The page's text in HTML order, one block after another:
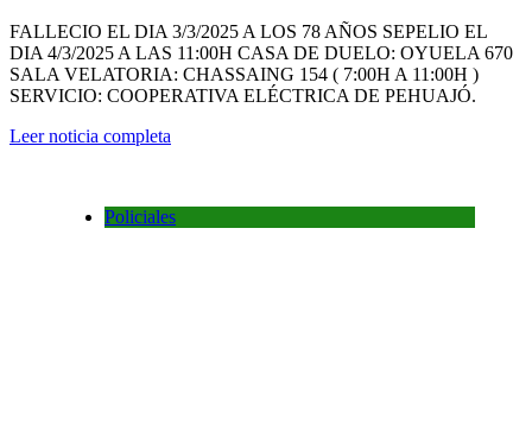
FALLECIO EL DIA 3/3/2025 A LOS 78 AÑOS SEPELIO EL
DIA 4/3/2025 A LAS 11:00H CASA DE DUELO: OYUELA 670
SALA VELATORIA: CHASSAING 154 ( 7:00H A 11:00H )
SERVICIO: COOPERATIVA ELÉCTRICA DE PEHUAJÓ.
Leer noticia completa
Policiales